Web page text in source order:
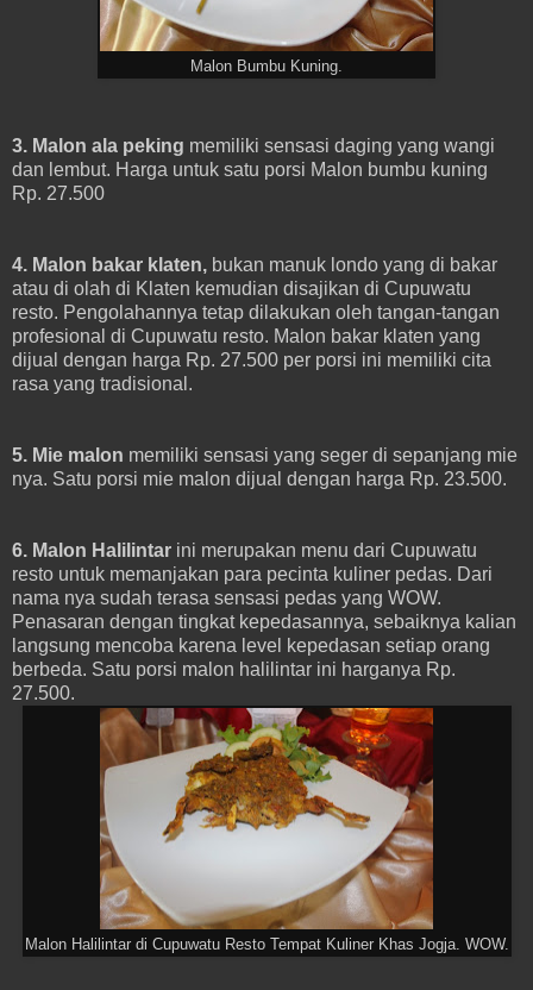
Malon Bumbu Kuning.
3. Malon ala peking memiliki sensasi daging yang wangi
dan lembut. Harga untuk satu porsi Malon bumbu kuning
Rp. 27.500
4. Malon bakar klaten, bukan manuk londo yang di bakar
atau di olah di Klaten kemudian disajikan di Cupuwatu
resto. Pengolahannya tetap dilakukan oleh tangan-tangan
profesional di Cupuwatu resto. Malon bakar klaten yang
dijual dengan harga Rp. 27.500 per porsi ini memiliki cita
rasa yang tradisional.
5. Mie malon memiliki sensasi yang seger di sepanjang mie
nya. Satu porsi mie malon dijual dengan harga Rp. 23.500.
6. Malon Halilintar ini merupakan menu dari Cupuwatu
resto untuk memanjakan para pecinta kuliner pedas. Dari
nama nya sudah terasa sensasi pedas yang WOW.
Penasaran dengan tingkat kepedasannya, sebaiknya kalian
langsung mencoba karena level kepedasan setiap orang
berbeda. Satu porsi malon halilintar ini harganya Rp.
27.500.
Malon Halilintar di Cupuwatu Resto Tempat Kuliner Khas Jogja. WOW.